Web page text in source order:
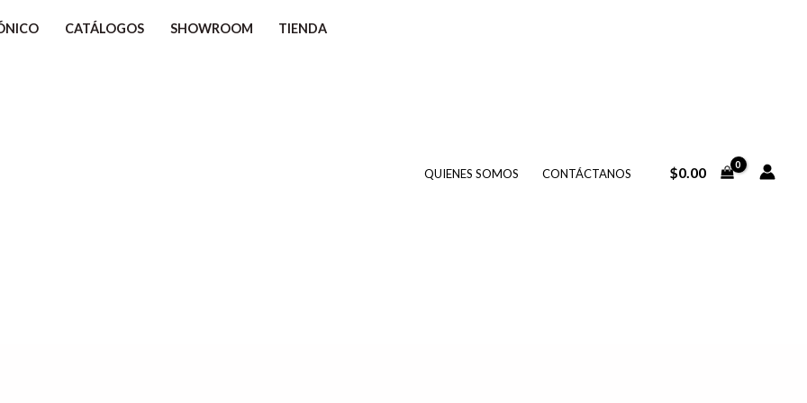
CATÁLOGOS SHOWROOM TIENDA
QUIENES SOMOS CONTÁCTANOS $0.00